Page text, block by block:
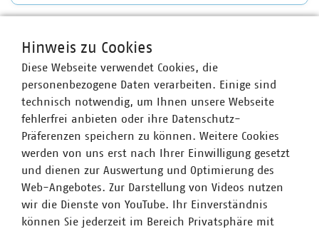
Anlage 2
Ansprechpartner
Hinweis zu Cookies
Diese Webseite verwendet Cookies, die
personenbezogene Daten verarbeiten. Einige sind
technisch notwendig, um Ihnen unsere Webseite
fehlerfrei anbieten oder ihre Datenschutz-
Präferenzen speichern zu können. Weitere Cookies
werden von uns erst nach Ihrer Einwilligung gesetzt
und dienen zur Auswertung und Optimierung des
Web-Angebotes. Zur Darstellung von Videos nutzen
wir die Dienste von YouTube. Ihr Einverständnis
können Sie jederzeit im Bereich Privatsphäre mit